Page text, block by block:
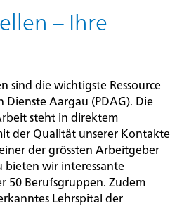
– Ihre
sind die wichtigste Ressource
Dienste Aargau (PDAG). Die
steht in direktem
der Qualität unserer Kontakte
der grössten Arbeitgeber
bieten wir interessante
50 Berufsgruppen. Zudem
Lehrspital der